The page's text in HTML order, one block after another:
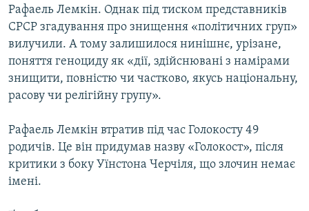
Рафаель Лемкін. Однак під тиском представників
СРСР згадування про знищення «політичних груп»
вилучили. А тому залишилося нинішнє, урізане,
поняття геноциду як «дії, здійснювані з намірами
знищити, повністю чи частково, якусь національну,
расову чи релігійну групу».
Рафаель Лемкін втратив під час Голокосту 49
родичів. Це він придумав назву «Голокост», після
критики з боку Уїнстона Черчіля, що злочин немає
імені.